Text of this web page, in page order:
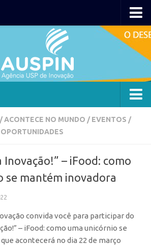
Preto
Carlos
/ACONTECE NO MUNDO / EVENTOS /
OPORTUNIDADES
Inovação!” – iFood: como
se mantém inovadora
convida você para participar do
– iFood: como uma unicórnio se
que acontecerá no dia 22 de março